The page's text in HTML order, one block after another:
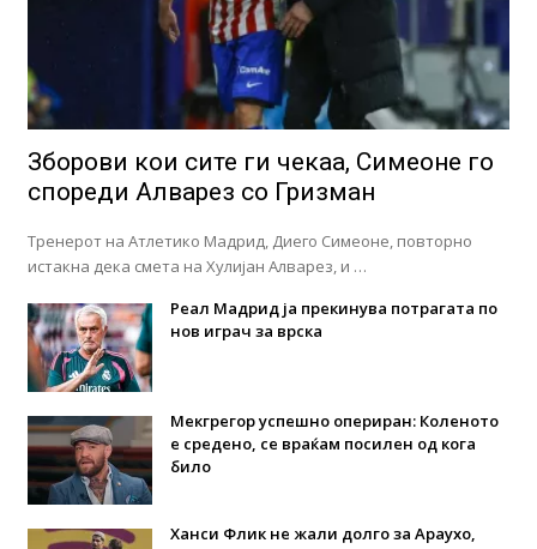
Зборови кои сите ги чекаа, Симеоне го
спореди Алварез со Гризман
Тренерот на Атлетико Мадрид, Диего Симеоне, повторно
истакна дека смета на Хулијан Алварез, и …
Реал Мадрид ја прекинува потрагата по
нов играч за врска
Мекгрегор успешно опериран: Коленото
е средено, се враќам посилен од кога
било
Ханси Флик не жали долго за Араухо,